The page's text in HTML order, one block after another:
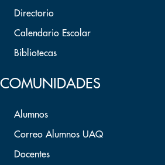
Directorio
Calendario Escolar
Bibliotecas
COMUNIDADES
Alumnos
Correo Alumnos UAQ
Docentes